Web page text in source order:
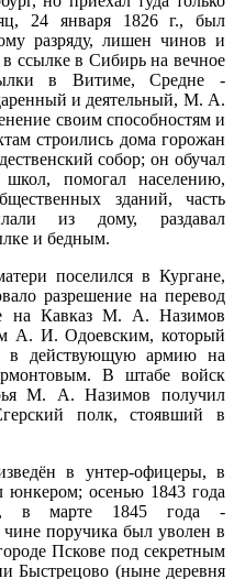
24 января 1826 г., был
разряду, лишен чинов и
в ссылке в Сибирь на вечное
в Витиме, Средне -
и деятельный, М. А.
своим способностям и
строились дома горожан
собор; он обучал
помогал населению,
зданий, часть
из дому, раздавал
и бедным.
поселился в Кургане,
разрешение на перевод
на Кавказ М. А. Назимов
А. И. Одоевским, который
в действующую армию на
В штабе войск
М. А. Назимов получил
полк, стоявший в
в унтер-офицеры, в
юнкером; осенью 1843 года
в марте 1845 года -
поручика был уволен в
Пскове под секретным
Быстрецово (ныне деревня